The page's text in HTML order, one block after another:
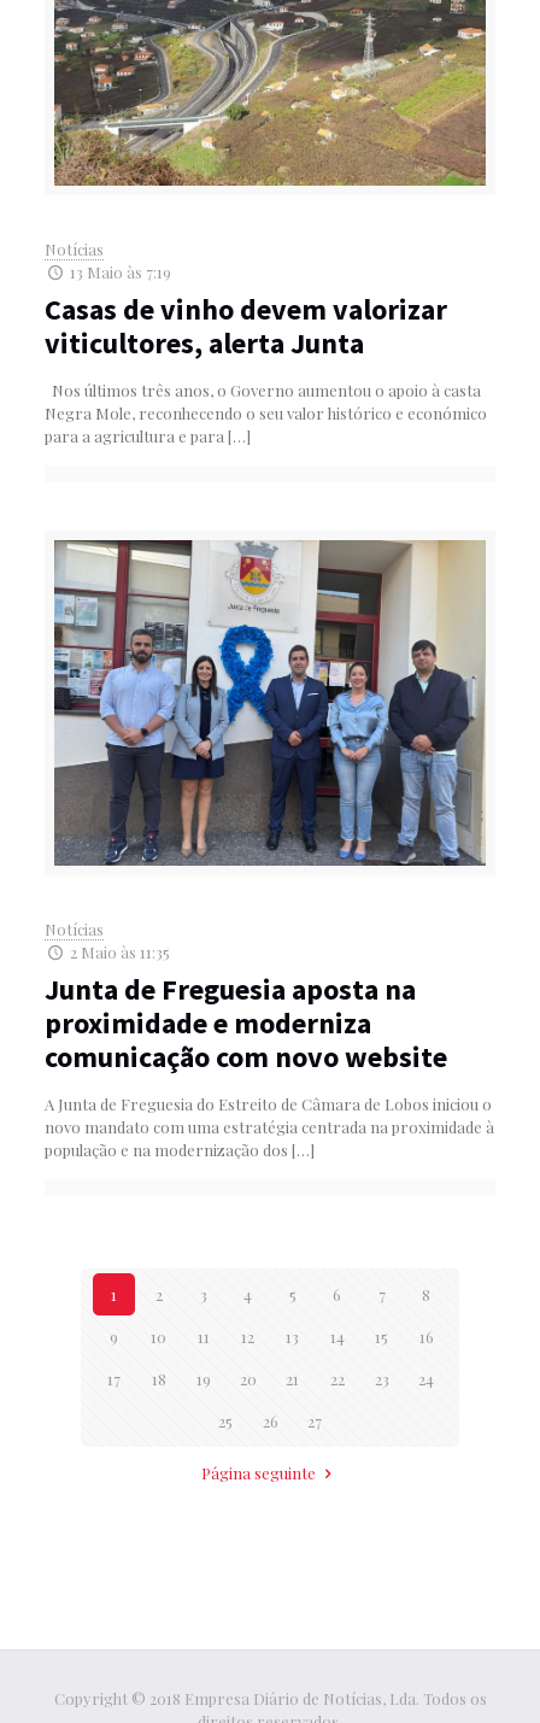
Notícias
13 Maio às 7:19
Casas de vinho devem valorizar
viticultores, alerta Junta
Nos últimos três anos, o Governo aumentou o apoio à casta
Negra Mole, reconhecendo o seu valor histórico e económico
para a agricultura e para […]
Notícias
2 Maio às 11:35
Junta de Freguesia aposta na
proximidade e moderniza
comunicação com novo website
A Junta de Freguesia do Estreito de Câmara de Lobos iniciou o
novo mandato com uma estratégia centrada na proximidade à
população e na modernização dos […]
1 2 3 4 5 6 7 8
9 10 11 12 13 14 15 16
17 18 19 20 21 22 23 24
25 26 27
Página seguinte
Copyright © 2018 Empresa Diário de Notícias, Lda. Todos os